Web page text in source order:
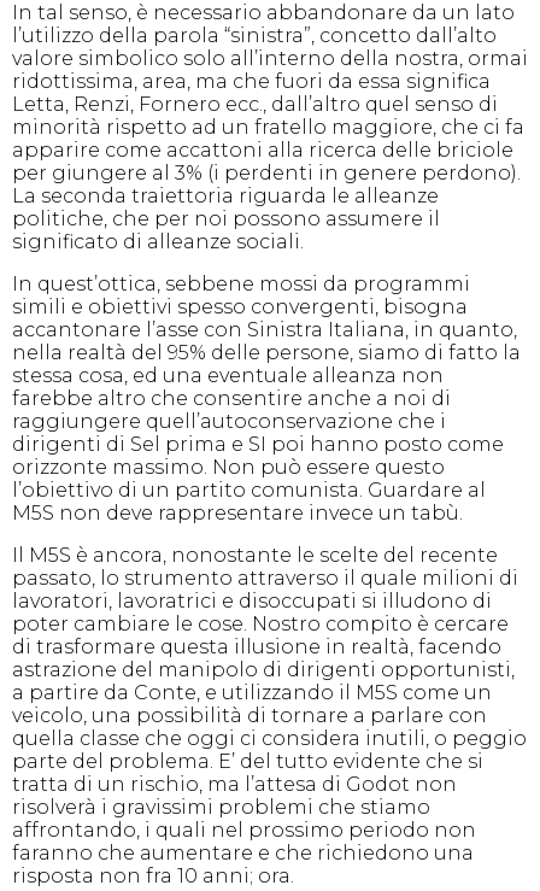
In tal senso, è necessario abbandonare da un lato
l’utilizzo della parola “sinistra”, concetto dall’alto
valore simbolico solo all’interno della nostra, ormai
ridottissima, area, ma che fuori da essa significa
Letta, Renzi, Fornero ecc., dall’altro quel senso di
minorità rispetto ad un fratello maggiore, che ci fa
apparire come accattoni alla ricerca delle briciole
per giungere al 3% (i perdenti in genere perdono).
La seconda traiettoria riguarda le alleanze
politiche, che per noi possono assumere il
significato di alleanze sociali.
In quest’ottica, sebbene mossi da programmi
simili e obiettivi spesso convergenti, bisogna
accantonare l’asse con Sinistra Italiana, in quanto,
nella realtà del 95% delle persone, siamo di fatto la
stessa cosa, ed una eventuale alleanza non
farebbe altro che consentire anche a noi di
raggiungere quell’autoconservazione che i
dirigenti di Sel prima e SI poi hanno posto come
orizzonte massimo. Non può essere questo
l’obiettivo di un partito comunista. Guardare al
M5S non deve rappresentare invece un tabù.
Il M5S è ancora, nonostante le scelte del recente
passato, lo strumento attraverso il quale milioni di
lavoratori, lavoratrici e disoccupati si illudono di
poter cambiare le cose. Nostro compito è cercare
di trasformare questa illusione in realtà, facendo
astrazione del manipolo di dirigenti opportunisti,
a partire da Conte, e utilizzando il M5S come un
veicolo, una possibilità di tornare a parlare con
quella classe che oggi ci considera inutili, o peggio
parte del problema. E’ del tutto evidente che si
tratta di un rischio, ma l’attesa di Godot non
risolverà i gravissimi problemi che stiamo
affrontando, i quali nel prossimo periodo non
faranno che aumentare e che richiedono una
risposta non fra 10 anni; ora.